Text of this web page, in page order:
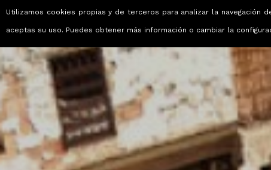
Viajes que emocionan
Utilizamos cookies propias y de terceros para analizar la navegación
aceptas su uso. Puedes obtener más información o cambiar la